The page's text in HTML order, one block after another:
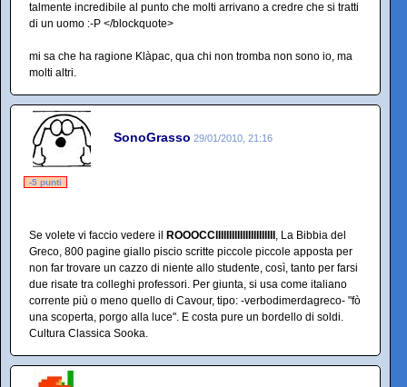
talmente incredibile al punto che molti arrivano a credre che si tratti
di un uomo :-P </blockquote>
mi sa che ha ragione Klàpac, qua chi non tromba non sono io, ma
molti altri.
SonoGrasso 29/01/2010, 21:16
-5 punti
Se volete vi faccio vedere il ROOOCCIIIIIIIIIIIIIIIIIIIIII , La Bibbia del
Greco, 800 pagine giallo piscio scritte piccole piccole apposta per
non far trovare un cazzo di niente allo studente, così, tanto per farsi
due risate tra colleghi professori. Per giunta, si usa come italiano
corrente più o meno quello di Cavour, tipo: -verbodimerdagreco- "fò
una scoperta, porgo alla luce". E costa pure un bordello di soldi.
Cultura Classica Sooka.